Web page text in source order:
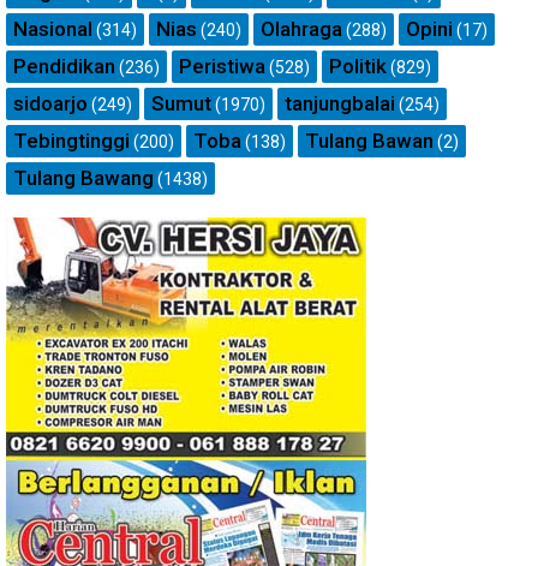
Nasional (314) Nias (240) Olahraga(288) Opini (17)
Pendidikan (236) Peristiwa(528) Politik(829)
sidoarjo (249) Sumut(1970) tanjungbalai (254)
Tebingtinggi (200) Toba(138) Tulang Bawan (2)
Tulang Bawang (1438)